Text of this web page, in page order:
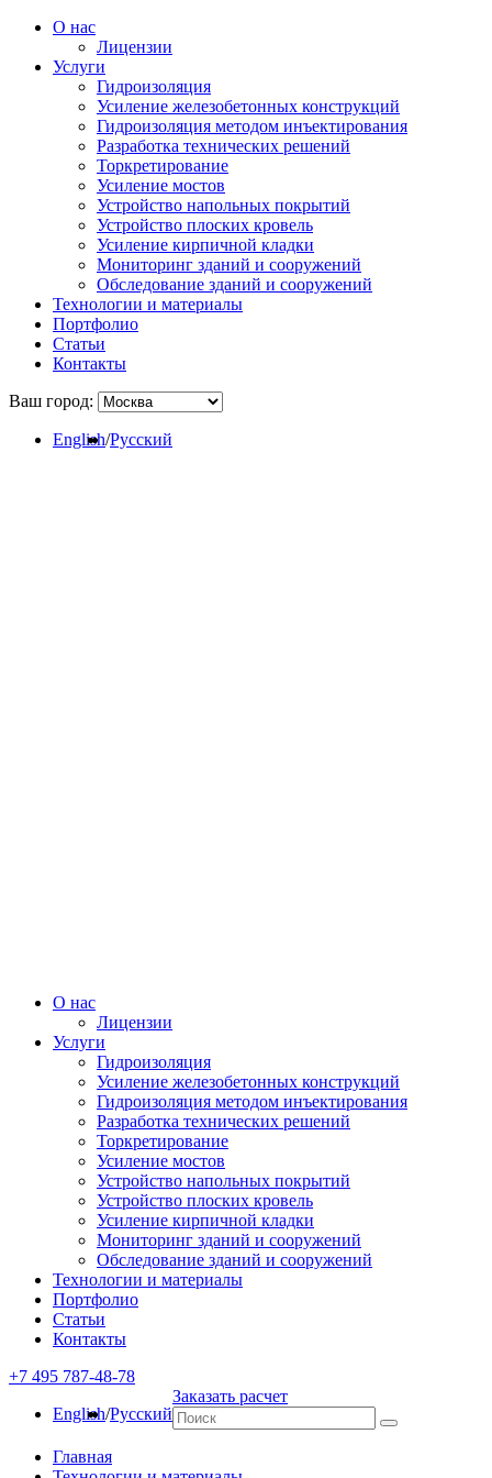
О нас
Лицензии
Услуги
Гидроизоляция
Усиление железобетонных конструкций
Гидроизоляция методом инъектирования
Разработка технических решений
Торкретирование
Усиление мостов
Устройство напольных покрытий
Устройство плоских кровель
Усиление кирпичной кладки
Мониторинг зданий и сооружений
Обследование зданий и сооружений
Технологии и материалы
Портфолио
Статьи
Контакты
Ваш город:
English/Русский
О нас
Лицензии
Услуги
Гидроизоляция
Усиление железобетонных конструкций
Гидроизоляция методом инъектирования
Разработка технических решений
Торкретирование
Усиление мостов
Устройство напольных покрытий
Устройство плоских кровель
Усиление кирпичной кладки
Мониторинг зданий и сооружений
Обследование зданий и сооружений
Технологии и материалы
Портфолио
Статьи
Контакты
+7 495 787-48-78
English/Русский
Заказать расчет
Главная